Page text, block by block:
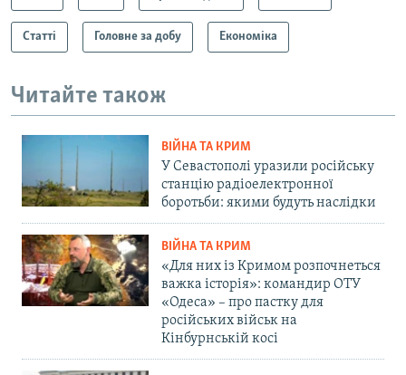
Статті Головне за добу Економіка
Читайте також
ВІЙНА ТА КРИМ
У Севастополі уразили російську
станцію радіоелектронної
боротьби: якими будуть наслідки
ВІЙНА ТА КРИМ
«Для них із Кримом розпочнеться
важка історія»: командир ОТУ
«Одеса» – про пастку для
російських військ на
Кінбурнській косі